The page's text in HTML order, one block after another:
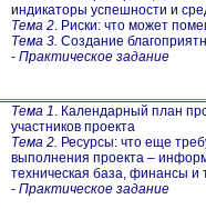
индикаторы успешности и
Тема 2. Риски: что может
Тема 3. Создание
- Практическое задание
Тема 1
. Календарный план
участников проекта
Тема 2. Ресурсы: что еще
выполнения проекта –
техническая база, финансы и
- Практическое задание